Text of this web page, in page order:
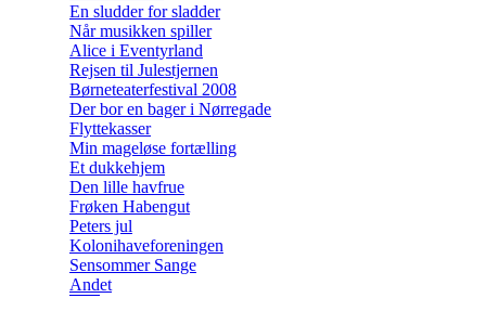
En sludder for sladder
Når musikken spiller
Alice i Eventyrland
Rejsen til Julestjernen
Børneteaterfestival 2008
Der bor en bager i Nørregade
Flyttekasser
Min mageløse fortælling
Et dukkehjem
Den lille havfrue
Frøken Habengut
Peters jul
Kolonihaveforeningen
Sensommer Sange
Andet